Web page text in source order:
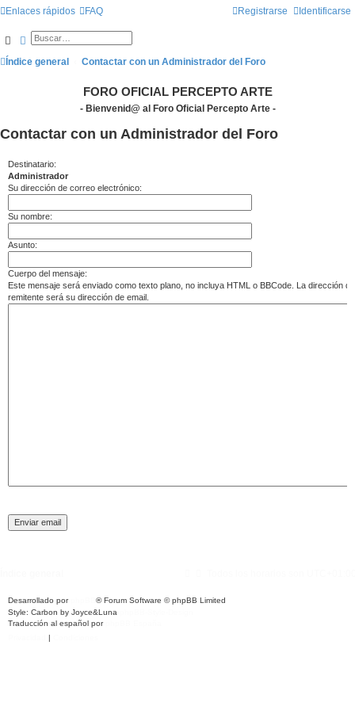
Enlaces rápidos FAQ Identificarse
Registrarse
BuscarBúsqueda avanzada
Índice general Contactar con un Administrador del Foro
FORO OFICIAL PERCEPTO ARTE
- Bienvenid@ al Foro Oficial Percepto Arte -
Contactar con un Administrador del Foro
Destinatario:
Administrador
Su dirección de correo electrónico:
Su nombre:
Asunto:
Cuerpo del mensaje:
Este mensaje será enviado como texto plano, no incluya HTML o BBCode. La dirección
remitente será su dirección de email.
Desarrollado por
® Forum Software © phpBB Limited
Style: Carbon by Joyce&Luna
Traducción al español por
|